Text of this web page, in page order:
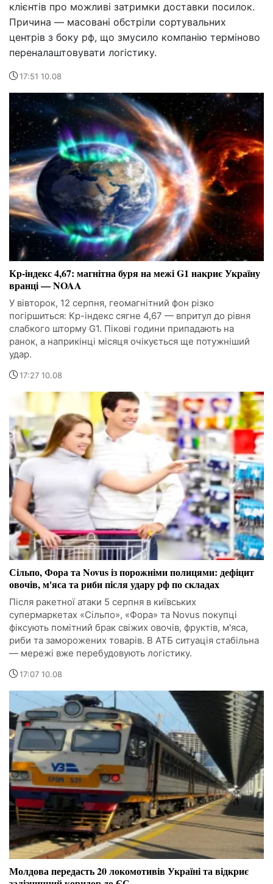
клієнтів про можливі затримки доставки посилок.
Причина — масовані обстріли сортувальних
центрів з боку рф, що змусило компанію терміново
переналаштовувати логістику.
17:51 10.08
Кр-індекс 4,67: магнітна буря на межі G1 накриє Україну
вранці — NOAA
У вівторок, 12 серпня, геомагнітний фон різко
погіршиться: Кр-індекс сягне 4,67 — впритул до рівня
слабкого шторму G1. Пікові години припадають на
ранок, а наприкінці місяця очікується ще потужніший
удар.
17:27 10.08
Сільпо, Фора та Novus із порожніми полицями: дефіцит
овочів, м'яса та риби після удару рф по складах
Після ракетної атаки 5 серпня в київських
супермаркетах «Сільпо», «Фора» та Novus покупці
фіксують помітний брак свіжих овочів, фруктів, м'яса,
риби та заморожених товарів. В АТБ ситуація стабільна
— мережі вже перебудовують логістику.
17:07 10.08
Молдова передасть 20 локомотивів Україні та відкриє